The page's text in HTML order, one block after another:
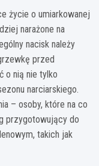
życie o umiarkowanej
narażone na
nacisk należy
przed
o nią nie tylko
narciarskiego.
– osoby, które na co
przygotowujący do
takich jak